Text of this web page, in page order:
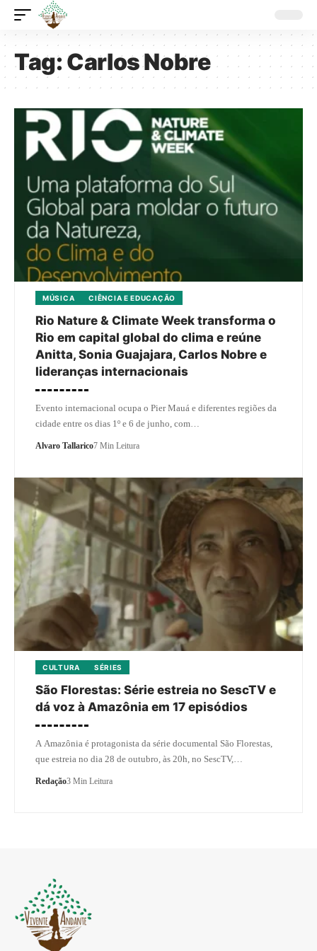
Tag:Carlos Nobre
MÚSICA CIÊNCIA E EDUCAÇÃO
Rio Nature & Climate Week transforma o
Rio em capital global do clima e reúne
Anitta, Sonia Guajajara, Carlos Nobre e
lideranças internacionais
Evento internacional ocupa o Pier Mauá e diferentes regiões da
cidade entre os dias 1º e 6 de junho, com…
Alvaro Tallarico7 Min Leitura
CULTURA SÉRIES
São Florestas: Série estreia no SescTV e
dá voz à Amazônia em 17 episódios
A Amazônia é protagonista da série documental São Florestas,
que estreia no dia 28 de outubro, às 20h, no SescTV,…
Redação3 Min Leitura